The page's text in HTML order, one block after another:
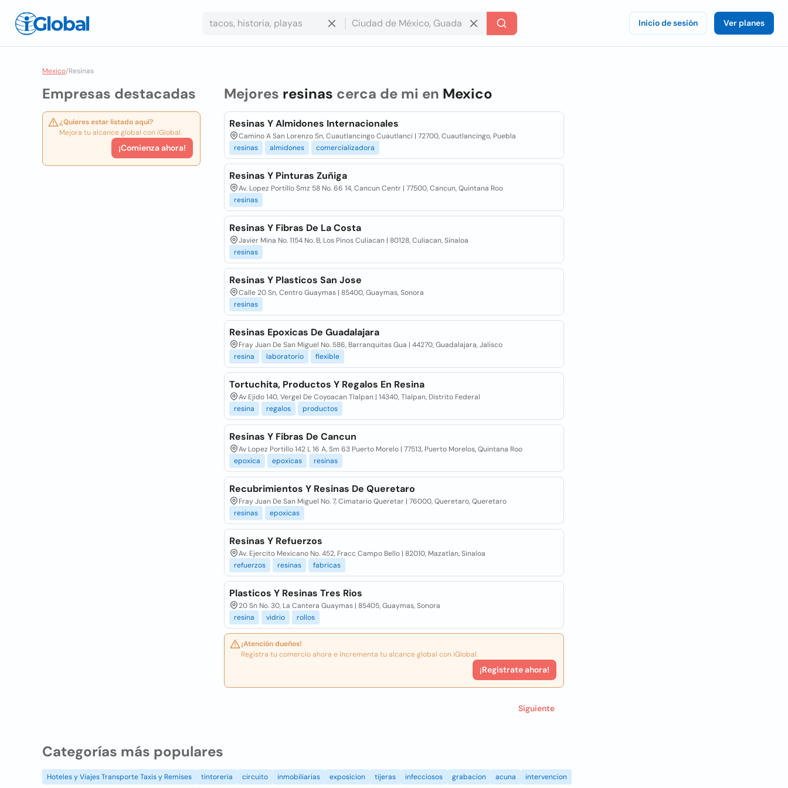
Inicio de sesión Ver planes
Mexico/Resinas
Empresas destacadas
¿Quieres estar listado aquí?
Mejora tu alcance global con iGlobal.
¡Comienza ahora!
Mejores resinas cerca de mi en Mexico
Resinas Y Almidones Internacionales
Camino A San Lorenzo Sn, Cuautlancingo Cuautlanci | 72700, Cuautlancingo, Puebla
resinas
almidones comercializadora
Resinas Y Pinturas Zuñiga
Av. Lopez Portillo Smz 58 No. 66 14, Cancun Centr | 77500, Cancun, Quintana Roo
resinas
Resinas Y Fibras De La Costa
Javier Mina No. 1154 No. B, Los Pinos Culiacan | 80128, Culiacan, Sinaloa
resinas
Resinas Y Plasticos San Jose
Calle 20 Sn, Centro Guaymas | 85400, Guaymas, Sonora
resinas
Resinas Epoxicas De Guadalajara
Fray Juan De San Miguel No. 586, Barranquitas Gua | 44270, Guadalajara, Jalisco
resina
laboratorio flexible
Tortuchita, Productos Y Regalos En Resina
Av Ejido 140, Vergel De Coyoacan Tlalpan | 14340, Tlalpan, Distrito Federal
resina
regalos productos
Resinas Y Fibras De Cancun
Av Lopez Portillo 142 L 16 A, Sm 63 Puerto Morelo | 77513, Puerto Morelos, Quintana Roo
epoxica
epoxicas resinas
Recubrimientos Y Resinas De Queretaro
Fray Juan De San Miguel No. 7, Cimatario Queretar | 76000, Queretaro, Queretaro
resinas
epoxicas
Resinas Y Refuerzos
Av. Ejercito Mexicano No. 452, Fracc Campo Bello | 82010, Mazatlan, Sinaloa
refuerzos
resinas fabricas
Plasticos Y Resinas Tres Rios
20 Sn No. 30, La Cantera Guaymas | 85405, Guaymas, Sonora
resina
vidrio rollos
¡Atención dueños!
Registra tu comercio ahora e incrementa tu alcance global con iGlobal.
¡Registrate ahora!
Siguiente
Categorías más populares
Hoteles y Viajes Transporte Taxis y Remises tintoreria circuito inmobiliarias exposicion tijeras infecciosos grabacion acuna intervencion